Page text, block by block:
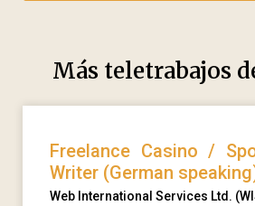
Más teletrabajos
Freelance Casino /
Writer (German
Web International Services Ltd.